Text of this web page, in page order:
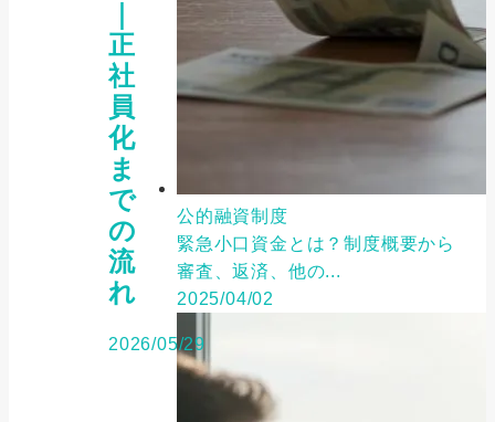
正
社
員
化
ま
で
の
流
れ
2026/05/29
公的融資制度
緊急小口資金とは？制度概要から
審査、返済、他の...
2025/04/02